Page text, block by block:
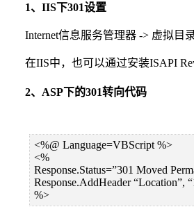
1、IIS下301设置
Internet信息服务管理器 -> 虚拟目
在IIS中，也可以通过安装ISAPI
2、ASP下的301转向代码
<%@ Language=VBScript %>
<%
Response.Status=”301 Moved
Response.AddHeader “Location”,
%>